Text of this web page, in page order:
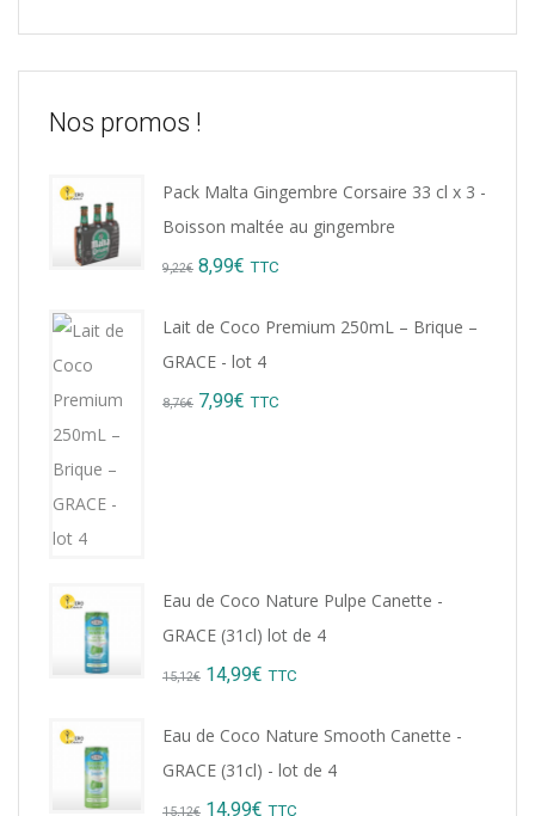
Nos promos !
Pack Malta Gingembre Corsaire 33 cl x 3 -
Boisson maltée au gingembre
9,22€ Original
8,99€ Current
TTC
Lait de Coco Premium 250mL – Brique –
GRACE - lot 4
8,76€ Original
7,99€ Current
TTC
Eau de Coco Nature Pulpe Canette -
GRACE (31cl) lot de 4
15,12€ Original
14,99€ Current
TTC
Eau de Coco Nature Smooth Canette -
GRACE (31cl) - lot de 4
15,12€ Original
14,99€ Current
TTC